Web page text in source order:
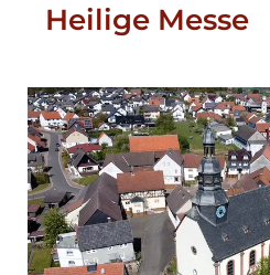
Heilige Messe